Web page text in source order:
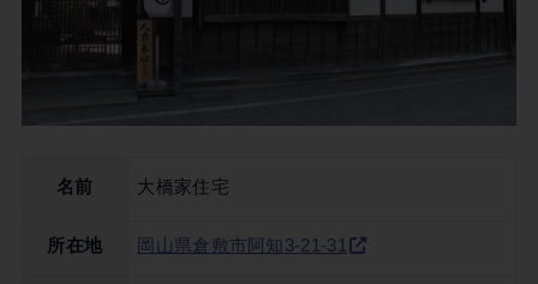
名前 大橋家住宅
所在地 岡山県倉敷市阿知3-21-31